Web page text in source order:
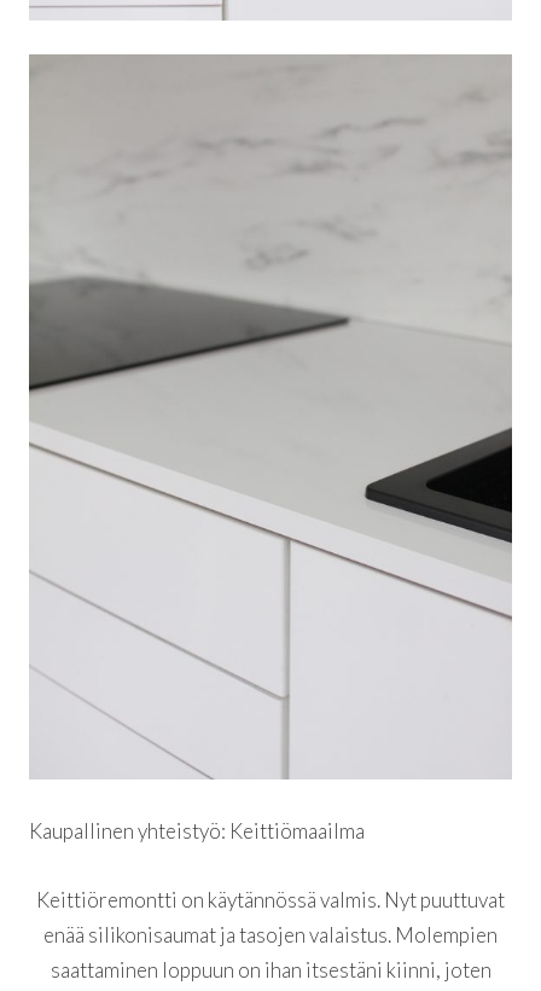
Kaupallinen yhteistyö: Keittiömaailma
Keittiöremontti on käytännössä valmis. Nyt puuttuvat
enää silikonisaumat ja tasojen valaistus. Molempien
saattaminen loppuun on ihan itsestäni kiinni, joten